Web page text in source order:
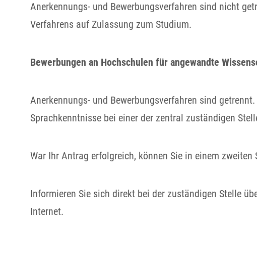
Anerkennungs- und Bewerbungsverfahren sind nicht
Verfahrens auf Zulassung zum Studium.
Bewerbungen an Hochschulen für angewandte
Anerkennungs- und Bewerbungsverfahren sind
Sprachkenntnisse bei einer der zentral zuständigen
War Ihr Antrag erfolgreich, können Sie in einem
Informieren Sie sich direkt bei der zuständigen Stelle
Internet.